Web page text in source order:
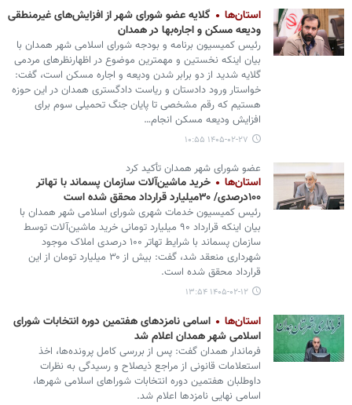
استان‌ها
گلایه عضو شورای شهر از افزایش‌های غیرمنطقی
ودیعه مسکن و اجاره‌بها در همدان
رئیس کمیسیون برنامه و بودجه شورای اسلامی شهر همدان با
بیان اینکه نخستین و مهمترین موضوع در اظهارنظرهای مردمی
گلایه شدید از دو برابر شدن ودیعه و اجاره مسکن است، گفت:
خواستار ورود دادستان و ریاست دادگستری همدان در این حوزه
هستیم که رقم مشخصی تا پایان جنگ تحمیلی سوم برای
افزایش ودیعه مسکن انجام…
۱۴۰۵-۰۲-۲۷ ۱۰:۵۵
عضو شورای شهر همدان تأکید کرد
استان‌ها
خرید ماشین‌آلات سازمان پسماند با تهاتر
۱۰۰درصدی/ ۳۰میلیارد قرارداد محقق شده است
رئیس کمیسیون خدمات شهری شورای اسلامی شهر همدان با
بیان اینکه قرارداد ۹۰ میلیارد تومانی خرید ماشین‌آلات توسط
سازمان پسماند با شرایط تهاتر ۱۰۰ درصدی املاک موجود
شهرداری منعقد شد، گفت: بیش از ۳۰ میلیارد تومان از این
قرارداد محقق شده است.
۱۴۰۵-۰۲-۱۲ ۱۳:۵۴
استان‌ها
اسامی نامزدهای هفتمین دوره انتخابات شورای
اسلامی شهر همدان اعلام شد
فرماندار همدان گفت: پس از بررسی کامل پرونده‌ها، اخذ
استعلامات قانونی از مراجع ذیصلاح و رسیدگی به نظرات
داوطلبان هفتمین دوره انتخابات شوراهای اسلامی شهرها،
اسامی نهایی نامزدها اعلام شد.